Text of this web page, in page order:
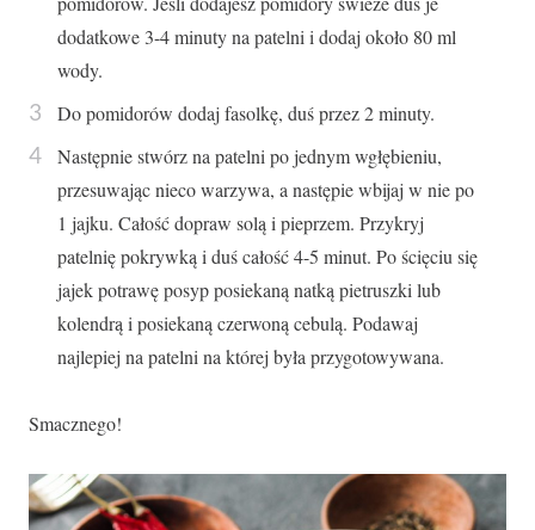
dodatkowe 3-4 minuty na patelni i dodaj około 80 ml
wody.
Do pomidorów dodaj fasolkę, duś przez 2 minuty.
Następnie stwórz na patelni po jednym wgłębieniu,
przesuwając nieco warzywa, a następie wbijaj w nie po
1 jajku. Całość dopraw solą i pieprzem. Przykryj
patelnię pokrywką i duś całość 4-5 minut. Po ścięciu się
jajek potrawę posyp posiekaną natką pietruszki lub
kolendrą i posiekaną czerwoną cebulą. Podawaj
najlepiej na patelni na której była przygotowywana.
Smacznego!